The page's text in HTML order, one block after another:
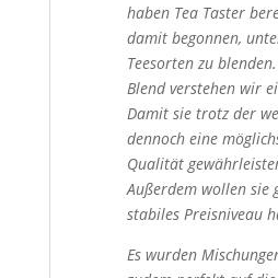
haben Tea Taster
damit begonnen,
Teesorten zu
Blend verstehen wir
Damit sie trotz der
dennoch eine
Qualität
Außerdem wollen sie
stabiles Preisniveau
Es wurden